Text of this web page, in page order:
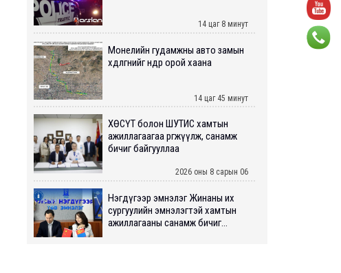
14 цаг 8 минут
Монелийн гудамжны авто замын
хөдөлгөөнийг өнөөдөр орой хаана
14 цаг 45 минут
ХӨСҮТ болон ШУТИС хамтын
ажиллагаагаа өргөжүүлж, санамж
бичиг байгууллаа
2026 оны 8 сарын 06
Нэгдүгээр эмнэлэг Жинаны их
сургуулийн эмнэлэгтэй хамтын
ажиллагааны санамж бичиг...